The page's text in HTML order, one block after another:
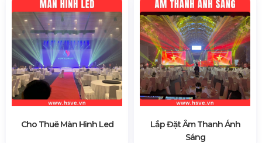
Cho Thuê Màn Hình Led
Lắp Đặt Âm Thanh Ánh
Sáng